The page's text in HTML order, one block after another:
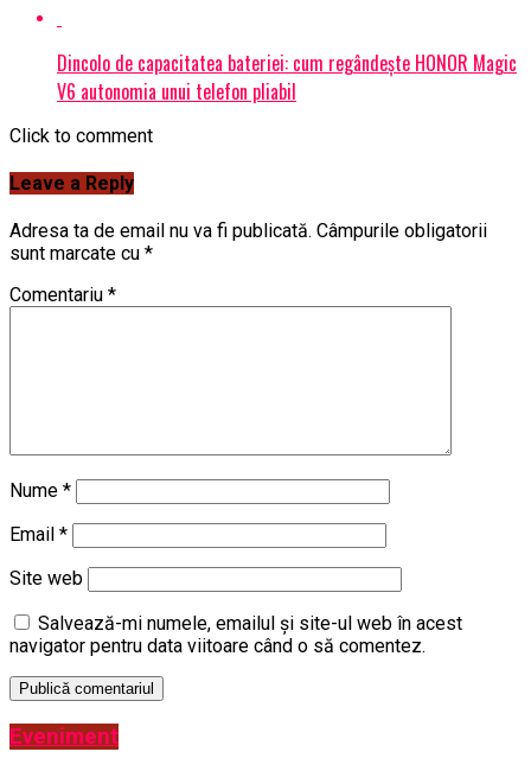
Dincolo de capacitatea bateriei: cum regândește HONOR Magic
V6 autonomia unui telefon pliabil
Click to comment
Leave a Reply
Adresa ta de email nu va fi publicată. Câmpurile obligatorii
sunt marcate cu *
Comentariu *
Nume *
Email *
Site web
Salvează-mi numele, emailul și site-ul web în acest
navigator pentru data viitoare când o să comentez.
Eveniment